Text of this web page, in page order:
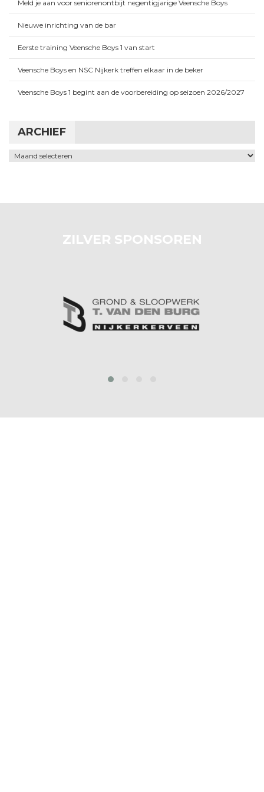
Meld je aan voor seniorenontbijt negentigjarige Veensche Boys
Nieuwe inrichting van de bar
Eerste training Veensche Boys 1 van start
Veensche Boys en NSC Nijkerk treffen elkaar in de beker
Veensche Boys 1 begint aan de voorbereiding op seizoen 2026/2027
ARCHIEF
Archief
ZILVER SPONSOREN
prev